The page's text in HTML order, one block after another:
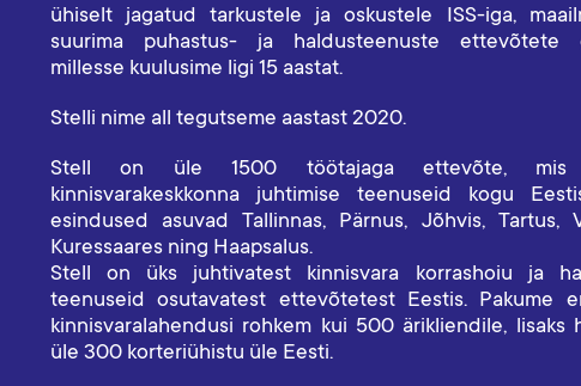
ühiselt jagatud tarkustele ja oskustele ISS-iga,
suurima puhastus- ja haldusteenuste ettevõtete
millesse kuulusime ligi 15 aastat.
Stelli nime all tegutseme aastast 2020.
Stell on üle 1500 töötajaga ettevõte, mis
kinnisvarakeskkonna juhtimise teenuseid kogu
esindused asuvad Tallinnas, Pärnus, Jõhvis, Tartus,
Kuressaares ning Haapsalus.
Stell on üks juhtivatest kinnisvara korrashoiu ja
teenuseid osutavatest ettevõtetest Eestis. Pakume
kinnisvaralahendusi rohkem kui 500 ärikliendile, lisaks
üle 300 korteriühistu üle Eesti.